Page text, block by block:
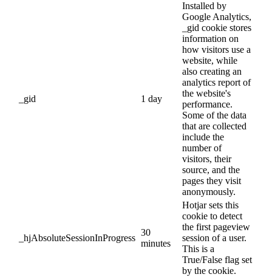
_gid 1 day
Installed by
Google Analytics,
_gid cookie stores
information on
how visitors use a
website, while
also creating an
analytics report of
the website's
performance.
Some of the data
that are collected
include the
number of
visitors, their
source, and the
pages they visit
anonymously.
_hjAbsoluteSessionInProgress
30
minutes
Hotjar sets this
cookie to detect
the first pageview
session of a user.
This is a
True/False flag set
by the cookie.